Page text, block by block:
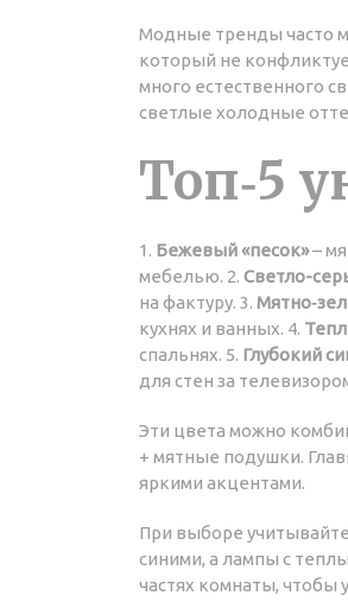
Модные тренды часто
который не
много естественного
светлые холодные
Топ‑5
1. Бежевый «песок»–
мебелью. 2. Светло-
на фактуру. 3.
кухнях и ванных. 4.
спальнях. 5. Глубокий
для стен за
Эти цвета можно
+ мятные подушки.
яркими акцентами.
При выборе
синими, а лампы с
частях комнаты, чтобы